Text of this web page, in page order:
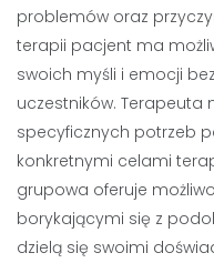
problemów oraz
terapii pacjent ma
swoich myśli i emocji
uczestników.
specyficznych potrzeb
konkretnymi celami
grupowa oferuje
borykającymi się z
dzielą się swoimi